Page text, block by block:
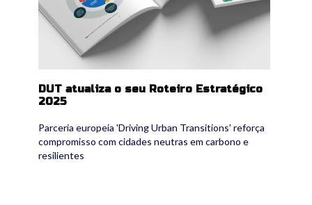
DUT atualiza o seu Roteiro Estratégico
2025
Parceria europeia 'Driving Urban Transitions' reforça
compromisso com cidades neutras em carbono e
resilientes